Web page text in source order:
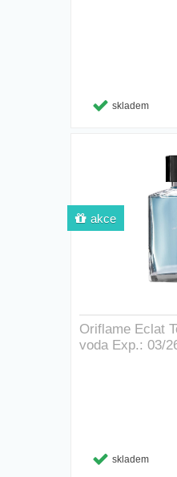
skladem
Oriflame Eclat
voda Exp.: 03/
skladem
akce